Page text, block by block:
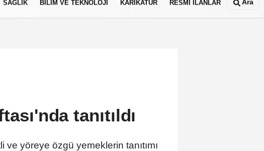
SAĞLIK BİLİM VE TEKNOLOJİ KARİKATÜR RESMİ İLANLAR Ara
tanıtıldı
yöreye özgü yemeklerin tanıtımı